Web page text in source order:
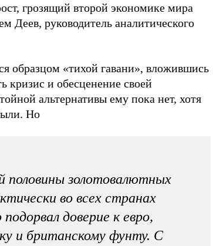
грозящий второй экономике мира
Деев, руководитель аналитического
образцом «тихой гавани», вложившись
кризис и обесценение своей
альтернативы ему пока нет, хотя
Но
половины золотовалютных
во всех странах
доверие к евро,
и британскому фунту. С